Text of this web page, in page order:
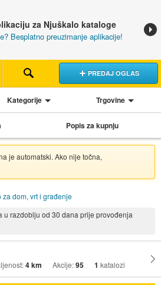
za Njuškalo kataloge
Besplatno preuzimanje aplikacije!
PREDAJ OGLAS
Kategorije Trgovine
Popis za kupnju
je automatski. Ako nije točna,
za dom, vrt i građenje
u razdoblju od 30 dana prije provođenja
4 km Akcije:95 1 katalozi